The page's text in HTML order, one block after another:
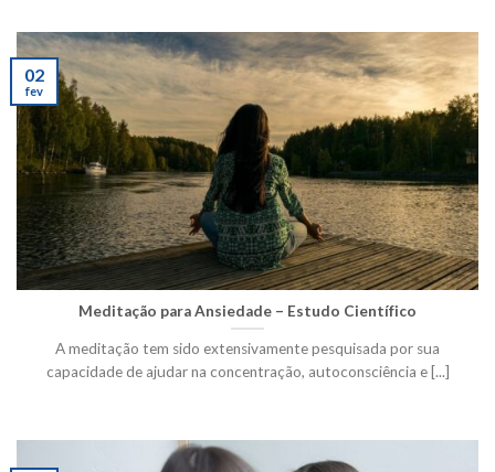
Meditação para Ansiedade – Estudo Científico
A meditação tem sido extensivamente pesquisada por sua
capacidade de ajudar na concentração, autoconsciência e [...]
02
fev